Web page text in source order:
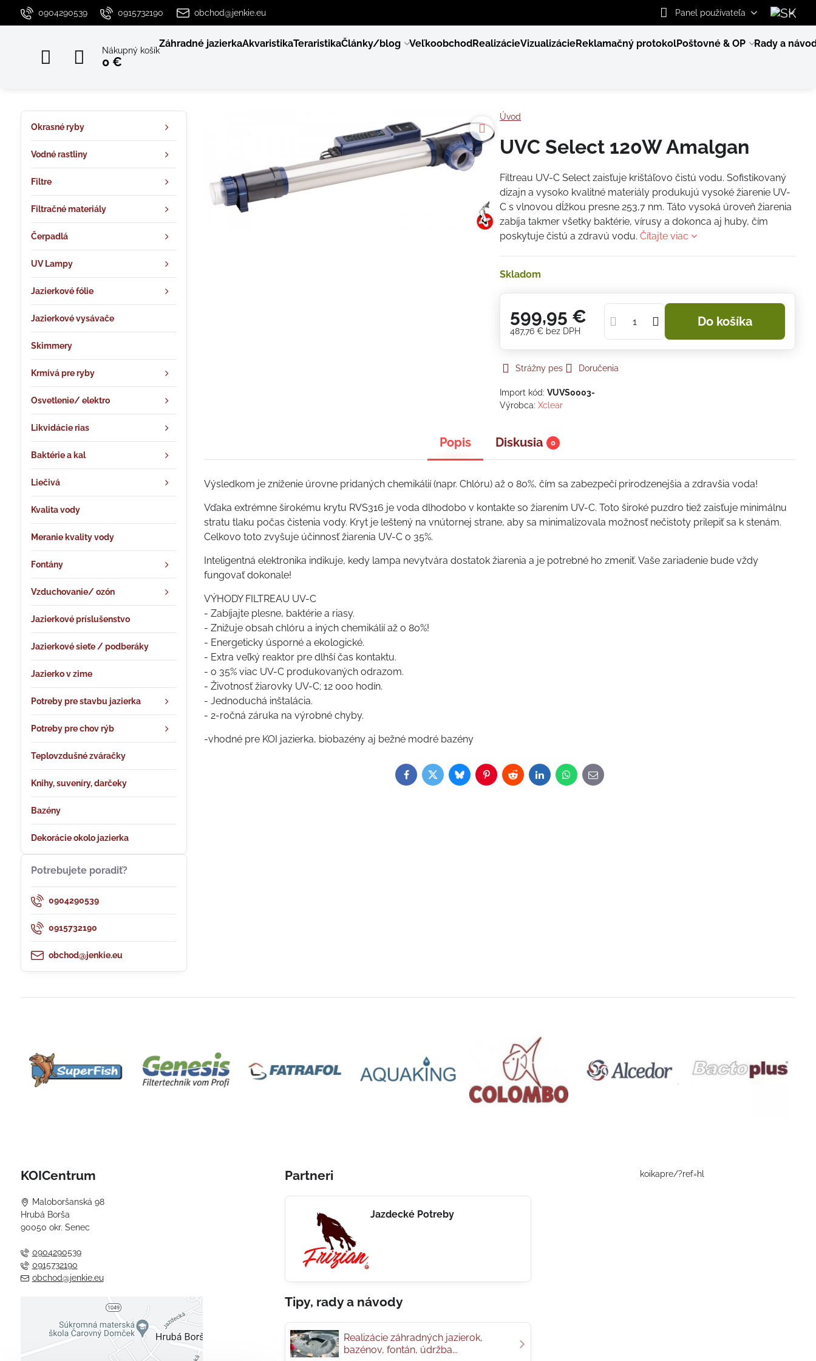
0904290539 0915732190 obchod@jenkie.eu Panel používateľa
Nákupný košík
0 €
Záhradné jazierkaAkvaristikaTeraristikaČlánky/blog VeľkoobchodRealizácieVizualizácieReklamačný protokolPoštovné & OP Rady a
Úvod
UVC Select 120W Amalgan
Filtreau UV-C Select zaisťuje krištáľovo čistú vodu. Sofistikovaný
dizajn a vysoko kvalitné materiály produkujú vysoké žiarenie UV-
C s vlnovou dĺžkou presne 253,7 nm. Táto vysoká úroveň žiarenia
zabíja takmer všetky baktérie, vírusy a dokonca aj huby, čím
poskytuje čistú a zdravú vodu.Čítajte viac
Skladom
599,95 €
487,76 € bez DPH
Do košíka
Strážny pes Doručenia
Import kód:VUVS0003-
Výrobca:Xclear
Popis Diskusia 0
Výsledkom je zníženie úrovne pridaných chemikálií (napr. Chlóru) až o 80%, čím sa zabezpečí prirodzenejšia a zdravšia voda!
Vďaka extrémne širokému krytu RVS316 je voda dlhodobo v kontakte so žiarením UV-C. Toto široké puzdro tiež zaisťuje minimálnu
stratu tlaku počas čistenia vody. Kryt je leštený na vnútornej strane, aby sa minimalizovala možnosť nečistoty prilepiť sa k stenám.
Celkovo toto zvyšuje účinnosť žiarenia UV-C o 35%.
Inteligentná elektronika indikuje, kedy lampa nevytvára dostatok žiarenia a je potrebné ho zmeniť. Vaše zariadenie bude vždy
fungovať dokonale!
VÝHODY FILTREAU UV-C
- Zabíjajte plesne, baktérie a riasy.
- Znižuje obsah chlóru a iných chemikálií až o 80%!
- Energeticky úsporné a ekologické.
- Extra veľký reaktor pre dlhší čas kontaktu.
- o 35% viac UV-C produkovaných odrazom.
- Životnosť žiarovky UV-C; 12 000 hodín.
- Jednoduchá inštalácia.
- 2-ročná záruka na výrobné chyby.
-vhodné pre KOI jazierka, biobazény aj bežné modré bazény
Facebook
TwitterBlueskyPinterestRedditLinkedInWhatsApp
E-
mail
Okrasné ryby
Vodné rastliny
Filtre
Filtračné materiály
Čerpadlá
UV Lampy
Jazierkové fólie
Jazierkové vysávače
Skimmery
Krmivá pre ryby
Osvetlenie/ elektro
Likvidácie rias
Baktérie a kal
Liečivá
Kvalita vody
Meranie kvality vody
Fontány
Vzduchovanie/ ozón
Jazierkové príslušenstvo
Jazierkové sieťe / podberáky
Jazierko v zime
Potreby pre stavbu jazierka
Potreby pre chov rýb
Teplovzdušné zváračky
Knihy, suveníry, darčeky
Bazény
Dekorácie okolo jazierka
Potrebujete poradiť?
0904290539
0915732190
obchod@jenkie.eu
KOICentrum
Maloboršanská 98
Hrubá Borša
90050 okr. Senec
0904290539
0915732190
obchod@jenkie.eu
Externý obsah je blokovaný
Voľbami súkromia
Partneri
Jazdecké Potreby
Tipy, rady a návody
Realizácie záhradných jazierok,
bazénov, fontán, údržba...
koikapre/?ref=hl